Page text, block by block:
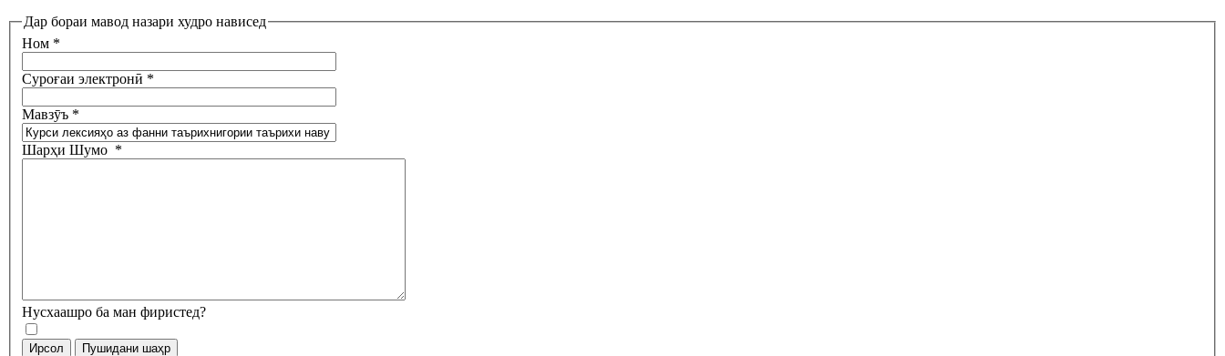
Дар бораи мавод назари худро нависед
Ном *
Суроғаи электронӣ *
Мавзӯъ *
Шарҳи Шумо *
Нусхаашро ба ман фиристед?
Ирсол Пушидани шаҳр